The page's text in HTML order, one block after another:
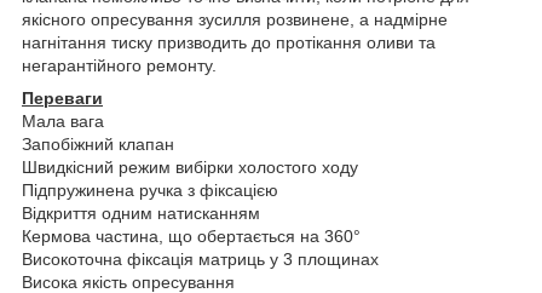
якісного опресування зусилля розвинене, а надмірне
нагнітання тиску призводить до протікання оливи та
негарантійного ремонту.
Переваги
Мала вага
Запобіжний клапан
Швидкісний режим вибірки холостого ходу
Підпружинена ручка з фіксацією
Відкриття одним натисканням
Кермова частина, що обертається на 360°
Високоточна фіксація матриць у 3 площинах
Висока якість опресування